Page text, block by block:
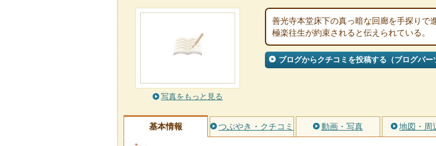
写真をもっと見る
善光寺本堂床下の真っ暗な回廊を手探りで
極楽往生が約束されると伝えられている。
ブログからクチコミを投稿する（ブログパー
基本情報 つぶやき・クチコミ 動画・写真 地図・周